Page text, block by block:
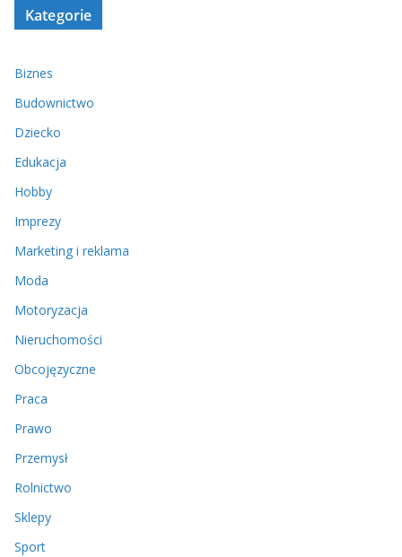
Kategorie
Biznes
Budownictwo
Dziecko
Edukacja
Hobby
Imprezy
Marketing i reklama
Moda
Motoryzacja
Nieruchomości
Obcojęzyczne
Praca
Prawo
Przemysł
Rolnictwo
Sklepy
Sport